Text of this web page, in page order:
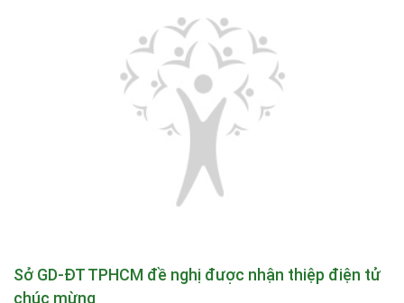
Sở GD-ĐT TPHCM đề nghị được nhận thiệp điện tử
chúc mừng